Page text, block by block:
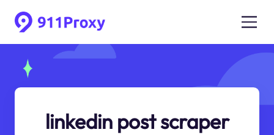
linkedin post scraper